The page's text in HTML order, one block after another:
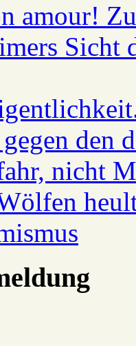
amour!
Sicht
den
nicht